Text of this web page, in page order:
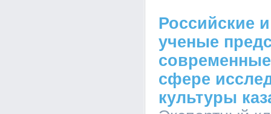
Российские
ученые
сфере
культуры